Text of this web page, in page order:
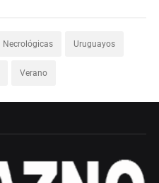
Necrológicas Uruguayos
Verano